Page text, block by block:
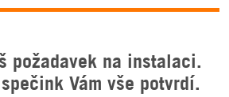
požadavek na instalaci.
Vám vše potvrdí.